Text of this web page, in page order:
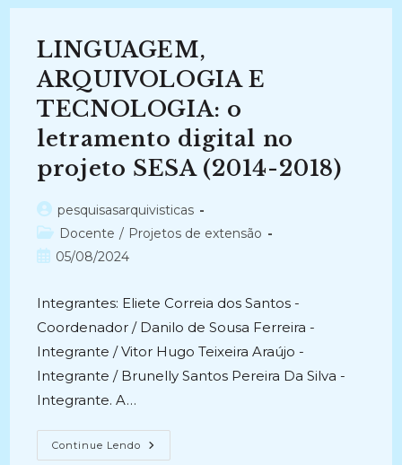
DO
E
Apropriações
Das
Tecnologias
Digitais
De
Informação
E
Comunicação
No
Fazer
2011)
LINGUAGEM,
ARQUIVOLOGIA E
TECNOLOGIA: o
letramento digital no
projeto SESA (2014-2018)
Autor
do
post:
pesquisasarquivisticas
Categoria
do
Docente / Projetos de extensão
Post05/08/2024
Integrantes: Eliete Correia dos Santos -
Coordenador / Danilo de Sousa Ferreira -
Integrante / Vitor Hugo Teixeira Araújo -
Integrante / Brunelly Santos Pereira Da Silva -
Integrante. A…
Continue Lendo LINGUAGEM,
ARQUIVOLOGIA